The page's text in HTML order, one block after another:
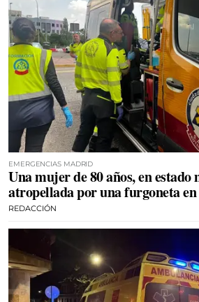
EMERGENCIAS MADRID
Una mujer de 80 años, en estado
atropellada por una furgoneta
REDACCIÓN